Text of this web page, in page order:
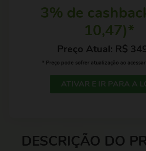
3% de
10,47)*
Preço Atual: R$
* Preço pode sofrer atualização ao
ATIVAR E IR PARA A
DESCRIÇÃO DO